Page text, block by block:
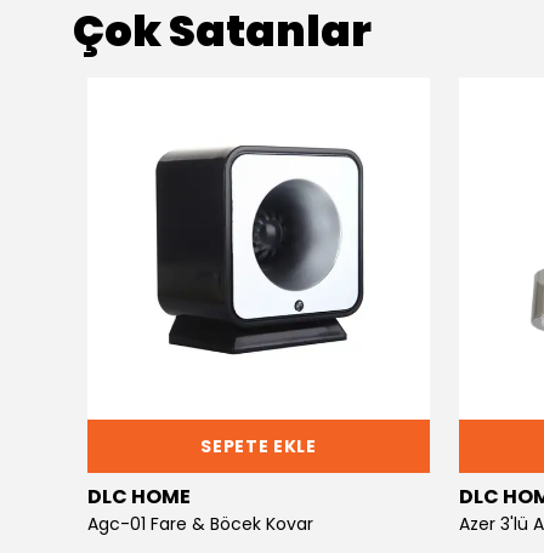
Çok Satanlar
SEPETE EKLE
DLC HOME
Agc-01 Fare & Böcek Kovar
DLC
Azer 3'lü